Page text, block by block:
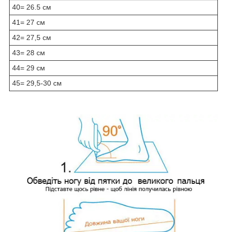
40= 26.5 см
41= 27 см
42= 27,5 см
43= 28 см
44= 29 см
45= 29,5-30 см